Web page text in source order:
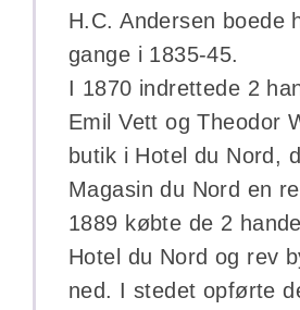
H.C. Andersen boede
gange i 1835-45.
I 1870 indrettede 2
Emil Vett og Theodor
butik i Hotel du Nord,
Magasin du Nord en
1889 købte de 2
Hotel du Nord og rev
ned. I stedet opførte